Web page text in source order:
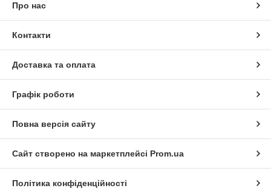
Про нас
Контакти
Доставка та оплата
Графік роботи
Повна версія сайту
Сайт створено на маркетплейсі Prom.ua
Політика конфіденційності